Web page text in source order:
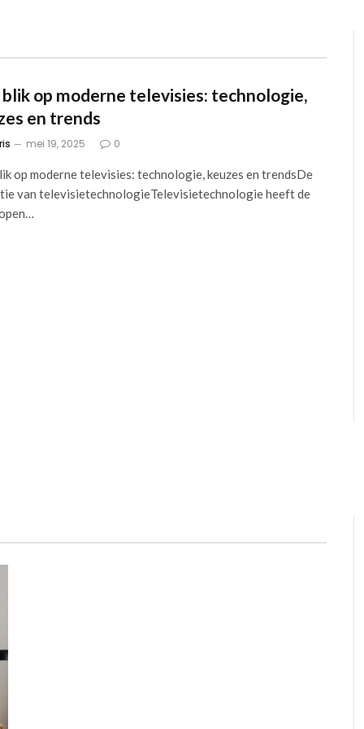
blik op moderne televisies: technologie,
en trends
mei 19, 2025 0
op moderne televisies: technologie, keuzes en trendsDe
van televisietechnologieTelevisietechnologie heeft de